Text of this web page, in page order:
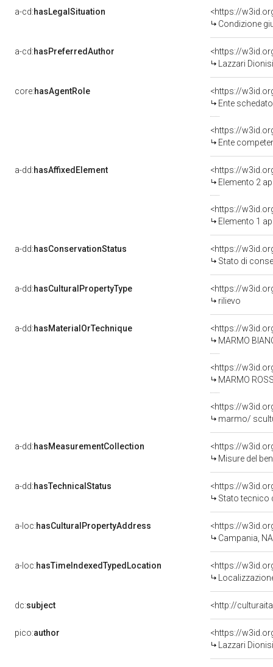
a-cd:hasLegalSituation
Condizione
a-cd:hasPreferredAuthor
<https://
Lazzari
core:hasAgentRole
<https://
Ente
<https://
Ente competente
a-dd:hasAffixedElement
<https://
Elemento 2
<https://
Elemento 1
a-dd:hasConservationStatus
<https://
Stato di
a-dd:hasCulturalPropertyType
<https://
rilievo
a-dd:hasMaterialOrTechnique
<https://
MARMO
<https://
MARMO
<https://
marmo/
a-dd:hasMeasurementCollection
<https://
Misure del
a-dd:hasTechnicalStatus
<https://
Stato tecnico
a-loc:hasCulturalPropertyAddress
<https://
Campania,
a-loc:hasTimeIndexedTypedLocation
<https://
dc:subject <http://
pico:author
<https://
Lazzari